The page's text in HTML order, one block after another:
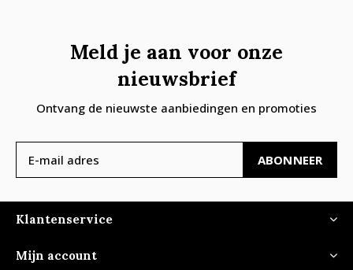
Meld je aan voor onze
nieuwsbrief
Ontvang de nieuwste aanbiedingen en promoties
ABONNEER
Klantenservice
Mijn account